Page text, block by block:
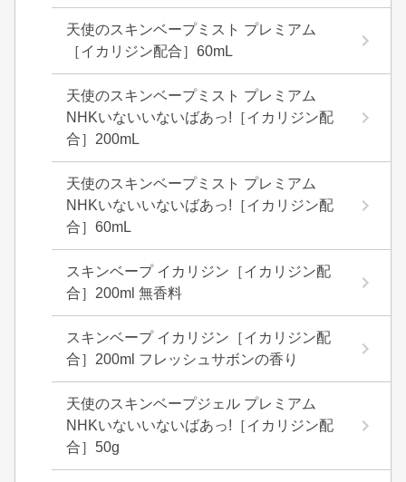
天使のスキンベープミスト プレミアム
［イカリジン配合］60mL
天使のスキンベープミスト プレミアム
NHKいないいないばあっ!［イカリジン配
合］200mL
天使のスキンベープミスト プレミアム
NHKいないいないばあっ!［イカリジン配
合］60mL
スキンベープ イカリジン［イカリジン配
合］200ml 無香料
スキンベープ イカリジン［イカリジン配
合］200ml フレッシュサボンの香り
天使のスキンベープジェル プレミアム
NHKいないいないばあっ!［イカリジン配
合］50g